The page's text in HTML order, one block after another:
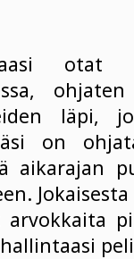
otat
läpi,
on
aikarajan
arvokkaita